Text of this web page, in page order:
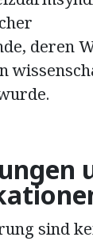
deren
sind